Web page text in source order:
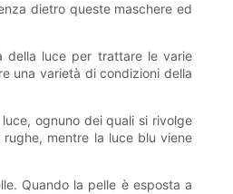
dietro queste maschere ed
della luce per trattare le varie
una varietà di condizioni della
ognuno dei quali si rivolge
mentre la luce blu viene
Quando la pelle è esposta a